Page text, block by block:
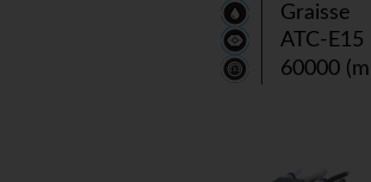
Graisse
ATC-E15
60000